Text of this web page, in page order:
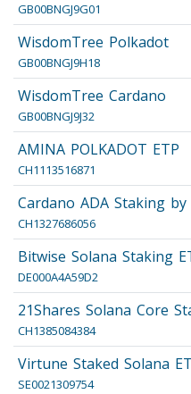
GB00BNGJ9G01
WisdomTree Polkadot
GB00BNGJ9H18
WisdomTree Cardano
GB00BNGJ9J32
AMINA POLKADOT ETP
CH1113516871
Cardano ADA Staking
CH1327686056
Bitwise Solana Staking
DE000A4A59D2
21Shares Solana Core
CH1385084384
Virtune Staked Solana
SE0021309754